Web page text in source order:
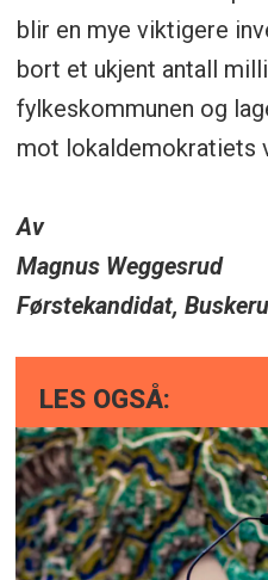
blir en mye viktigere
bort et ukjent antall
fylkeskommunen og
mot lokaldemokratiets
Av
Magnus Weggesrud
Førstekandidat,
LES OGSÅ: